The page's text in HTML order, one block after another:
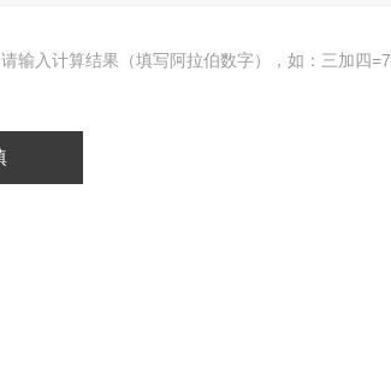
请输入计算结果（填写阿拉伯数字），如：三加四=7